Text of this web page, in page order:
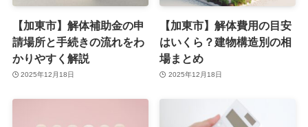
【加東市】解体補助金の申
請場所と手続きの流れをわ
かりやすく解説
2025年12月18日
【加東市】解体費用の目安
はいくら？建物構造別の相
場まとめ
2025年12月18日